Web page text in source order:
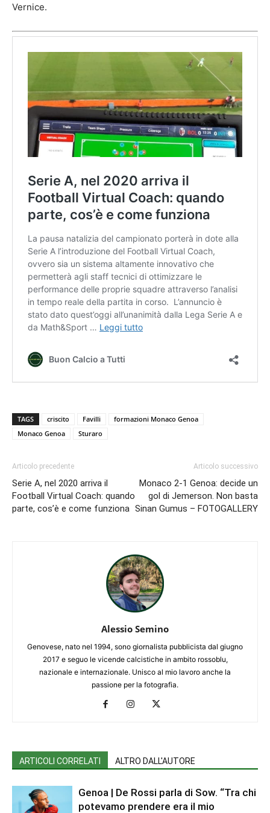
Vernice.
TAGS criscito Favilli
formazioni Monaco Genoa
Monaco Genoa
Sturaro
Articolo precedente
Serie A, nel 2020 arriva il
Football Virtual Coach: quando
parte, cos’è e come funziona
Articolo successivo
Monaco 2-1 Genoa: decide un
gol di Jemerson. Non basta
Sinan Gumus – FOTOGALLERY
Alessio Semino
Genovese, nato nel 1994, sono giornalista pubblicista dal giugno
2017 e seguo le vicende calcistiche in ambito rossoblu,
nazionale e internazionale. Unisco al mio lavoro anche la
passione per la fotografia.
ARTICOLI CORRELATI ALTRO DALL'AUTORE
Genoa | De Rossi parla di Sow. “Tra chi
potevamo prendere era il mio